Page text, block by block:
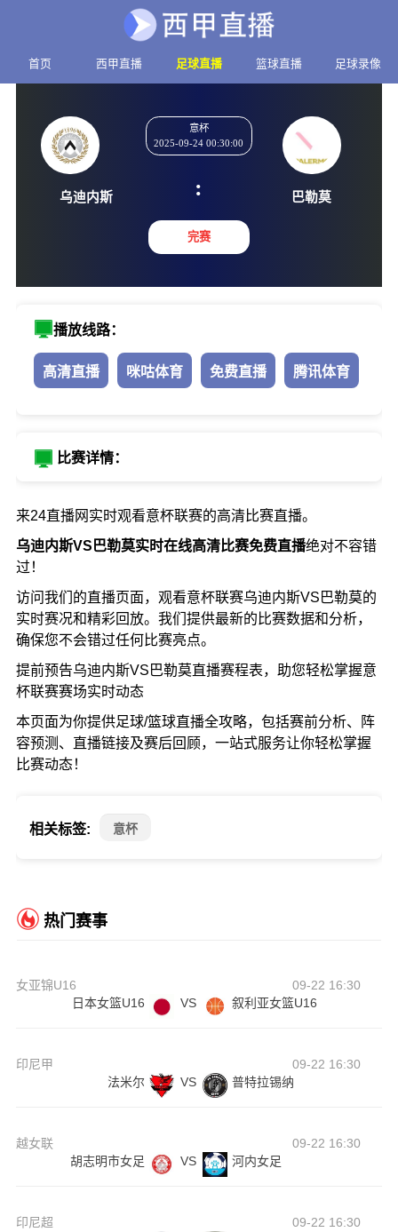
首页 西甲直播 足球直播 篮球直播 足球录像
意杯
2025-09-24 00:30:00
:
完赛
播放线路：
高清直播 咪咕体育 免费直播 腾讯体育
比赛详情：
来24直播网实时观看意杯联赛的高清比赛直播。
乌迪内斯VS巴勒莫实时在线高清比赛免费直播绝对不容错
过！
访问我们的直播页面，观看意杯联赛乌迪内斯VS巴勒莫的
实时赛况和精彩回放。我们提供最新的比赛数据和分析，
确保您不会错过任何比赛亮点。
提前预告乌迪内斯VS巴勒莫直播赛程表，助您轻松掌握意
杯联赛赛场实时动态
本页面为你提供足球/篮球直播全攻略，包括赛前分析、阵
容预测、直播链接及赛后回顾，一站式服务让你轻松掌握
比赛动态！
相关标签: 意杯
热门赛事
女亚锦U16
09-22 16:30
日本女篮U16
VS 叙利亚女篮U16
印尼甲
09-22 16:30
法米尔
VS 普特拉锡纳
越女联
09-22 16:30
胡志明市女足
VS 河内女足
印尼超
09-22 16:30